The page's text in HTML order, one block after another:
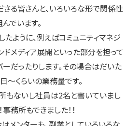
る皆さんと、いろいろな形で関係性
でいます。
たように、例えばコミュニティマネジ
ドメディア展開といった部分を担って
だったりします。その場合はだいた
～くらいの業務量です。
もないし社員は2名と書いていまし
務所もできました！！